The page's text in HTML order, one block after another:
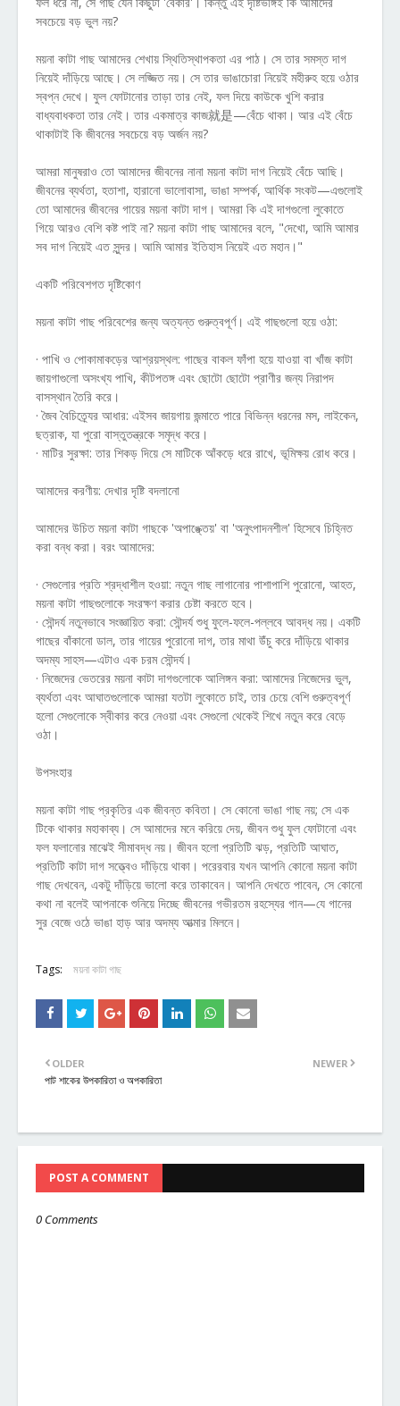
সবচেয়ে বড় ভুল নয়?
ময়না কাটা গাছ আমাদের শেখায় স্থিতিস্থাপকতা এর পাঠ। সে তার সমস্ত দাগ
নিয়েই দাঁড়িয়ে আছে। সে লজ্জিত নয়। সে তার ভাঙাচোরা নিয়েই মহীরুহ হয়ে ওঠার
স্বপ্ন দেখে। ফুল ফোটানোর তাড়া তার নেই, ফল দিয়ে কাউকে খুশি করার
বাধ্যবাধকতা তার নেই। তার একমাত্র কাজ就是—বেঁচে থাকা। আর এই বেঁচে
থাকাটাই কি জীবনের সবচেয়ে বড় অর্জন নয়?
আমরা মানুষরাও তো আমাদের জীবনের নানা ময়না কাটা দাগ নিয়েই বেঁচে আছি।
জীবনের ব্যর্থতা, হতাশা, হারানো ভালোবাসা, ভাঙা সম্পর্ক, আর্থিক সংকট—এগুলোই
তো আমাদের জীবনের গায়ের ময়না কাটা দাগ। আমরা কি এই দাগগুলো লুকোতে
গিয়ে আরও বেশি কষ্ট পাই না? ময়না কাটা গাছ আমাদের বলে, "দেখো, আমি আমার
সব দাগ নিয়েই এত সুন্দর। আমি আমার ইতিহাস নিয়েই এত মহান।"
একটি পরিবেশগত দৃষ্টিকোণ
ময়না কাটা গাছ পরিবেশের জন্য অত্যন্ত গুরুত্বপূর্ণ। এই গাছগুলো হয়ে ওঠা:
· পাখি ও পোকামাকড়ের আশ্রয়স্থল: গাছের বাকল ফাঁপা হয়ে যাওয়া বা খাঁজ কাটা
জায়গাগুলো অসংখ্য পাখি, কীটপতঙ্গ এবং ছোটো ছোটো প্রাণীর জন্য নিরাপদ
বাসস্থান তৈরি করে।
· জৈব বৈচিত্র্যের আধার: এইসব জায়গায় জন্মাতে পারে বিভিন্ন ধরনের মস, লাইকেন,
ছত্রাক, যা পুরো বাস্তুতন্ত্রকে সমৃদ্ধ করে।
· মাটির সুরক্ষা: তার শিকড় দিয়ে সে মাটিকে আঁকড়ে ধরে রাখে, ভূমিক্ষয় রোধ করে।
আমাদের করণীয়: দেখার দৃষ্টি বদলানো
আমাদের উচিত ময়না কাটা গাছকে 'অপাঙ্ক্তেয়' বা 'অনুৎপাদনশীল' হিসেবে চিহ্নিত
করা বন্ধ করা। বরং আমাদের:
· সেগুলোর প্রতি শ্রদ্ধাশীল হওয়া: নতুন গাছ লাগানোর পাশাপাশি পুরোনো, আহত,
ময়না কাটা গাছগুলোকে সংরক্ষণ করার চেষ্টা করতে হবে।
· সৌন্দর্য নতুনভাবে সংজ্ঞায়িত করা: সৌন্দর্য শুধু ফুলে-ফলে-পল্লবে আবদ্ধ নয়। একটি
গাছের বাঁকানো ডাল, তার গায়ের পুরোনো দাগ, তার মাথা উঁচু করে দাঁড়িয়ে থাকার
অদম্য সাহস—এটাও এক চরম সৌন্দর্য।
· নিজেদের ভেতরের ময়না কাটা দাগগুলোকে আলিঙ্গন করা: আমাদের নিজেদের ভুল,
ব্যর্থতা এবং আঘাতগুলোকে আমরা যতটা লুকোতে চাই, তার চেয়ে বেশি গুরুত্বপূর্ণ
হলো সেগুলোকে স্বীকার করে নেওয়া এবং সেগুলো থেকেই শিখে নতুন করে বেড়ে
ওঠা।
উপসংহার
ময়না কাটা গাছ প্রকৃতির এক জীবন্ত কবিতা। সে কোনো ভাঙা গাছ নয়; সে এক
টিকে থাকার মহাকাব্য। সে আমাদের মনে করিয়ে দেয়, জীবন শুধু ফুল ফোটানো এবং
ফল ফলানোর মাঝেই সীমাবদ্ধ নয়। জীবন হলো প্রতিটি ঝড়, প্রতিটি আঘাত,
প্রতিটি কাটা দাগ সত্ত্বেও দাঁড়িয়ে থাকা। পরেরবার যখন আপনি কোনো ময়না কাটা
গাছ দেখবেন, একটু দাঁড়িয়ে ভালো করে তাকাবেন। আপনি দেখতে পাবেন, সে কোনো
কথা না বলেই আপনাকে শুনিয়ে দিচ্ছে জীবনের গভীরতম রহস্যের গান—যে গানের
সুর বেজে ওঠে ভাঙা হাড় আর অদম্য আত্মার মিলনে।
Tags: ময়না কাটা গাছ
NEWER
OLDER
পাট শাকের উপকারিতা ও অপকারিতা
POST A COMMENT
0 Comments